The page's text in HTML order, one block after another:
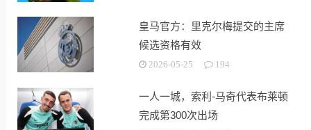
皇马官方：里克尔梅提交的主席
候选资格有效
2026-05-25 194
一人一城，索利-马奇代表布莱顿
完成第300次出场